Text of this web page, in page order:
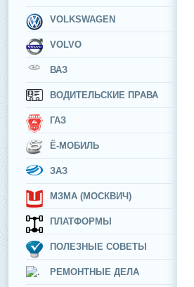
VOLKSWAGEN
VOLVO
ВАЗ
ВОДИТЕЛЬСКИЕ ПРАВА
ГАЗ
Ё-МОБИЛЬ
ЗАЗ
МЗМА (МОСКВИЧ)
ПЛАТФОРМЫ
ПОЛЕЗНЫЕ СОВЕТЫ
РЕМОНТНЫЕ ДЕЛА